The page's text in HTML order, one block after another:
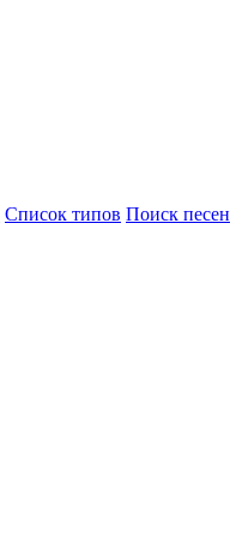
Cписок типов Поиск песен